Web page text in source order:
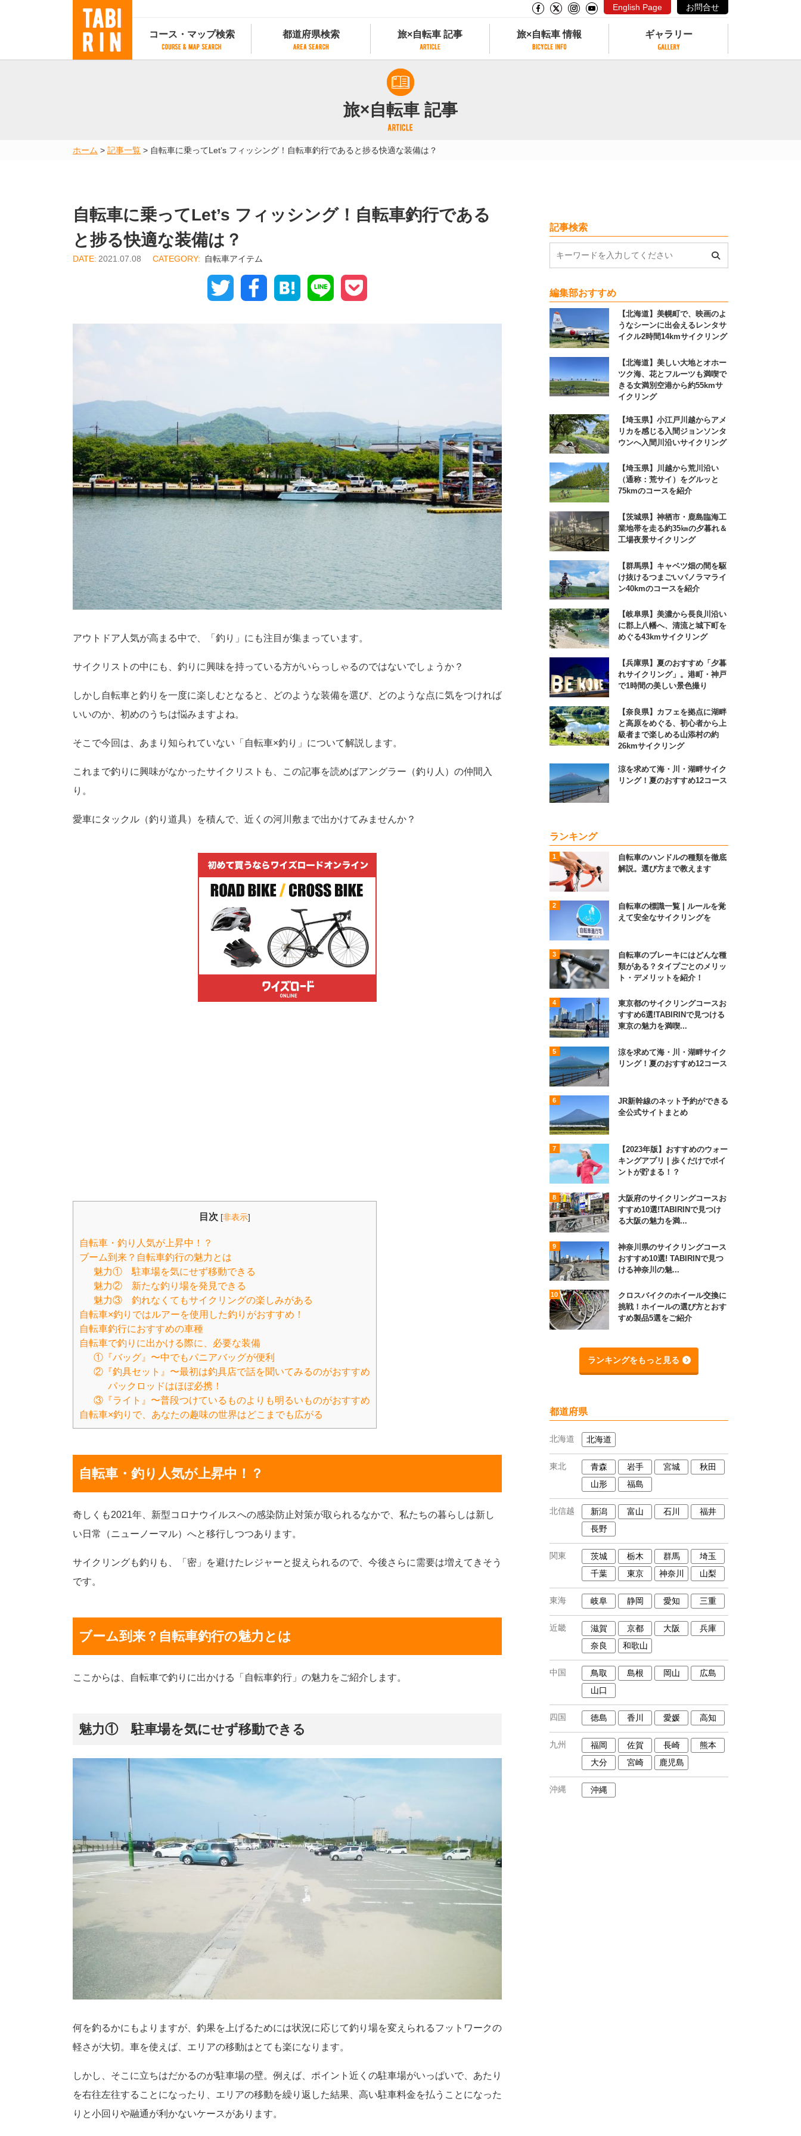
English Page お問合せ
コース・マップ検索
地図から検索
都道府県検索
都道府県別サイクリング情報
都道府県アクセスランキング
旅×自転車 記事
旅×自転車 記事
記事一覧
カテゴリから探す
タグから探す
旅×自転車 情報
サイクリストにやさしい宿
サイクルトレイン
予約ができるレンタサイクル
子供用自転車があるレンタサイクル
ギャラリー
旅×自転車 記事
ホーム > 記事一覧 > 自転車に乗ってLet’s フィッシング！自転車釣行であると捗る快適な装備は？
自転車に乗ってLet’s フィッシング！自転車釣行である
と捗る快適な装備は？
2021.07.08 自転車アイテム
Twitter FacebookHatena Line
アウトドア人気が高まる中で、「釣り」にも注目が集まっています。
サイクリストの中にも、釣りに興味を持っている方がいらっしゃるのではないでしょうか？
しかし自転車と釣りを一度に楽しむとなると、どのような装備を選び、どのような点に気をつければ
いいのか、初めのうちは悩みますよね。
そこで今回は、あまり知られていない「自転車×釣り」について解説します。
これまで釣りに興味がなかったサイクリストも、この記事を読めばアングラー（釣り人）の仲間入
り。
愛車にタックル（釣り道具）を積んで、近くの河川敷まで出かけてみませんか？
目次 [非表示]
自転車・釣り人気が上昇中！？
ブーム到来？自転車釣行の魅力とは
魅力① 駐車場を気にせず移動できる
魅力② 新たな釣り場を発見できる
魅力③ 釣れなくてもサイクリングの楽しみがある
自転車×釣りではルアーを使用した釣りがおすすめ！
自転車釣行におすすめの車種
自転車で釣りに出かける際に、必要な装備
①『バッグ』〜中でもパニアバッグが便利
②『釣具セット』〜最初は釣具店で話を聞いてみるのがおすすめ
パックロッドはほぼ必携！
③『ライト』〜普段つけているものよりも明るいものがおすすめ
自転車×釣りで、あなたの趣味の世界はどこまでも広がる
自転車・釣り人気が上昇中！？
奇しくも2021年、新型コロナウイルスへの感染防止対策が取られるなかで、私たちの暮らしは新し
い日常（ニューノーマル）へと移行しつつあります。
サイクリングも釣りも、「密」を避けたレジャーと捉えられるので、今後さらに需要は増えてきそう
です。
ブーム到来？自転車釣行の魅力とは
ここからは、自転車で釣りに出かける「自転車釣行」の魅力をご紹介します。
魅力① 駐車場を気にせず移動できる
何を釣るかにもよりますが、釣果を上げるためには状況に応じて釣り場を変えられるフットワークの
軽さが大切。車を使えば、エリアの移動はとても楽になります。
しかし、そこに立ちはだかるのが駐車場の壁。例えば、ポイント近くの駐車場がいっぱいで、あたり
を右往左往することになったり、エリアの移動を繰り返した結果、高い駐車料金を払うことになった
りと小回りや融通が利かないケースがあります。
記事検索
編集部おすすめ
【北海道】美幌町で、映画のよ
うなシーンに出会えるレンタサ
イクル2時間14kmサイクリング
【北海道】美しい大地とオホー
ツク海、花とフルーツも満喫で
きる女満別空港から約55kmサ
イクリング
【埼玉県】小江戸川越からアメ
リカを感じる入間ジョンソンタ
ウンへ入間川沿いサイクリング
【埼玉県】川越から荒川沿い
（通称：荒サイ）をグルッと
75kmのコースを紹介
【茨城県】神栖市・鹿島臨海工
業地帯を走る約35㎞の夕暮れ＆
工場夜景サイクリング
【群馬県】キャベツ畑の間を駆
け抜けるつまごいパノラマライ
ン40kmのコースを紹介
【岐阜県】美濃から長良川沿い
に郡上八幡へ、清流と城下町を
めぐる43kmサイクリング
【兵庫県】夏のおすすめ「夕暮
れサイクリング」。港町・神戸
で1時間の美しい景色撮り
【奈良県】カフェを拠点に湖畔
と高原をめぐる、初心者から上
級者まで楽しめる山添村の約
26kmサイクリング
涼を求めて海・川・湖畔サイク
リング！夏のおすすめ12コース
ランキング
自転車のハンドルの種類を徹底
解説。選び方まで教えます
自転車の標識一覧 | ルールを覚
えて安全なサイクリングを
自転車のブレーキにはどんな種
類がある？タイプごとのメリッ
ト・デメリットを紹介！
東京都のサイクリングコースお
すすめ6選!TABIRINで見つける
東京の魅力を満喫...
涼を求めて海・川・湖畔サイク
リング！夏のおすすめ12コース
JR新幹線のネット予約ができる
全公式サイトまとめ
【2023年版】おすすめのウォー
キングアプリ | 歩くだけでポイ
ントが貯まる！？
大阪府のサイクリングコースお
すすめ10選!TABIRINで見つけ
る大阪の魅力を満...
神奈川県のサイクリングコース
おすすめ10選! TABIRINで見つ
ける神奈川の魅...
クロスバイクのホイール交換に
挑戦！ホイールの選び方とおす
すめ製品5選をご紹介
ランキングをもっと見る
都道府県
北海道 北海道
東北 青森 岩手 宮城
秋田
山形
福島
北信越 新潟 富山 石川
福井
長野
関東 茨城 栃木 群馬
埼玉
千葉
東京 神奈川 山梨
東海 岐阜 静岡 愛知 三重
近畿 滋賀 京都 大阪
兵庫
奈良
和歌山
中国 鳥取 島根 岡山
広島
山口
四国 徳島 香川 愛媛 高知
九州 福岡 佐賀 長崎
熊本
大分
宮崎 鹿児島
沖縄 沖縄